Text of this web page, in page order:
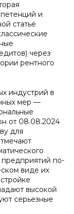
и
статье
через
рентного
индустрий в
мер —
от 08.08.2024
для
предприятий по-
виде их
высокой
серьезные